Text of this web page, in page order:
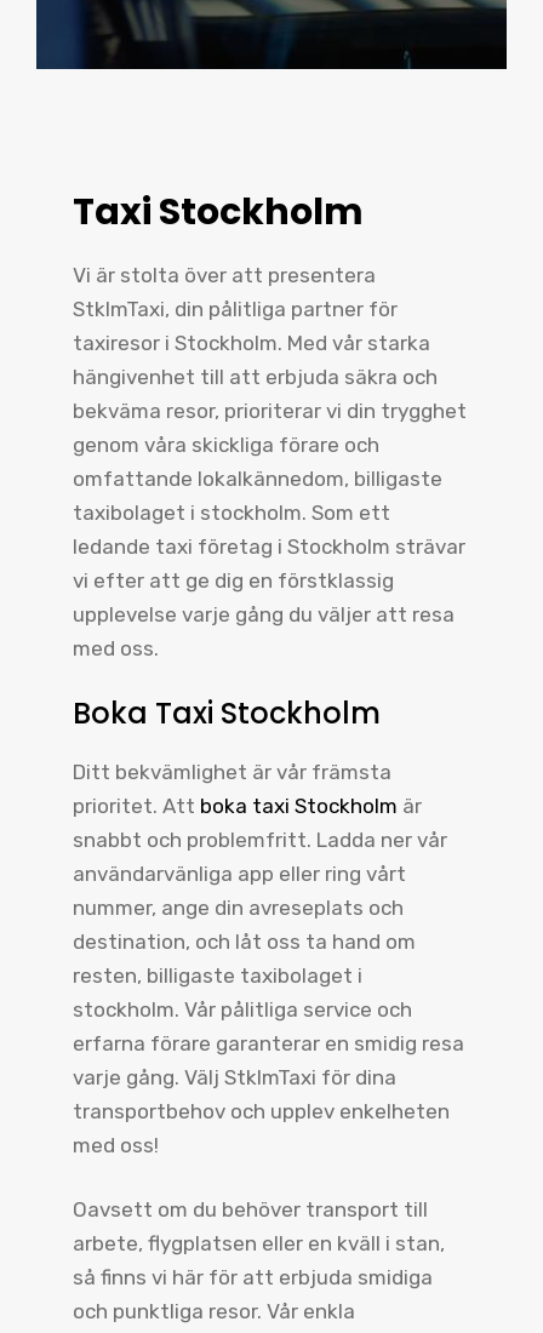
Taxi Stockholm
Vi är stolta över att presentera
StklmTaxi, din pålitliga partner för
taxiresor i Stockholm. Med vår starka
hängivenhet till att erbjuda säkra och
bekväma resor, prioriterar vi din trygghet
genom våra skickliga förare och
omfattande lokalkännedom, billigaste
taxibolaget i stockholm. Som ett
ledande taxi företag i Stockholm strävar
vi efter att ge dig en förstklassig
upplevelse varje gång du väljer att resa
med oss.
Boka Taxi Stockholm
Ditt bekvämlighet är vår främsta
prioritet. Att boka taxi Stockholm är
snabbt och problemfritt. Ladda ner vår
användarvänliga app eller ring vårt
nummer, ange din avreseplats och
destination, och låt oss ta hand om
resten, billigaste taxibolaget i
stockholm. Vår pålitliga service och
erfarna förare garanterar en smidig resa
varje gång. Välj StklmTaxi för dina
transportbehov och upplev enkelheten
med oss!
Oavsett om du behöver transport till
arbete, flygplatsen eller en kväll i stan,
så finns vi här för att erbjuda smidiga
och punktliga resor. Vår enkla